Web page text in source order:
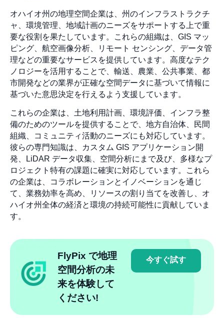
オハイオ州の地理空間企業は、州のインフラストラクチ
ャ、環境管理、地域計画のニーズをサポートする上で重
要な役割を果たしています。これらの組織は、GIS マッ
ピング、航空画像分析、リモート センシング、データ管
理などの重要なサービスを提供しています。高度なテク
ノロジーを活用することで、輸送、農業、公共事業、都
市開発などの業界が正確な空間データに基づいて情報に
基づいた意思決定を行えるよう支援しています。
これらの企業は、土地利用計画、環境評価、インフラ整
備のためのツールを提供することで、地方自治体、民間
組織、コミュニティ活動のニーズにも対応しています。
彼らの専門知識は、カスタム GIS アプリケーション開
発、LiDAR データ収集、空間分析にまで及び、多様なプ
ロジェクト特有の課題に確実に対応しています。これら
の企業は、コラボレーションとイノベーションを通じ
て、業務効率を高め、リソースの割り当てを改善し、オ
ハイオ州全体の経済と環境の持続可能性に貢献していま
す。
FlyPix で地理
空間分析の未
来を体験して
ください!
今すぐ試す